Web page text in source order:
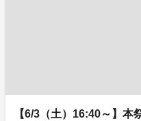
【6/3（土）16:40～】本